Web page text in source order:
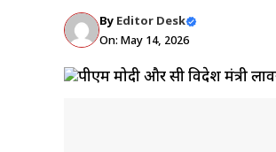
By Editor Desk
On: May 14, 2026